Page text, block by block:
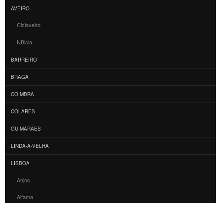
AVEIRO
Ciclaveiro
NBicla
BARREIRO
BRAGA
COIMBRA
COLARES
GUIMARÃES
LINDA-A-VELHA
LISBOA
Anjos
Alfama